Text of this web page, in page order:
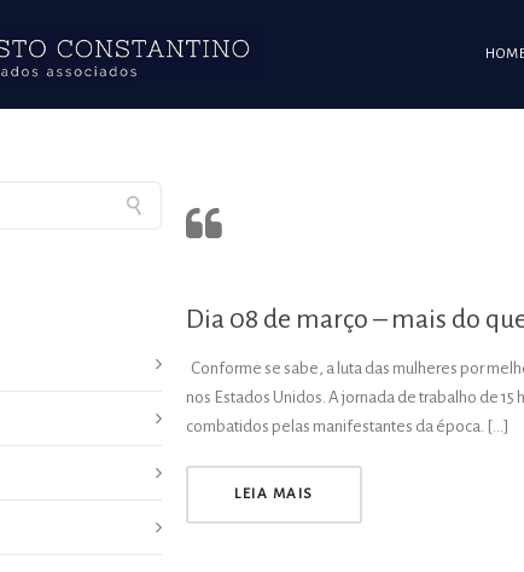
Dia 08 de março – mais do
Conforme se sabe, a luta das mulheres por
nos Estados Unidos. A jornada de trabalho de
combatidos pelas manifestantes da época. […]
LEIA MAIS